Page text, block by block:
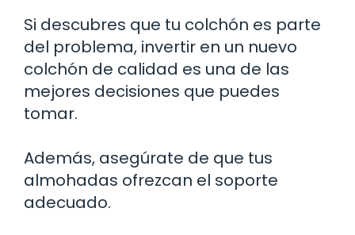
Si descubres que tu colchón es parte
del problema, invertir en un nuevo
colchón de calidad es una de las
mejores decisiones que puedes
tomar.
Además, asegúrate de que tus
almohadas ofrezcan el soporte
adecuado.